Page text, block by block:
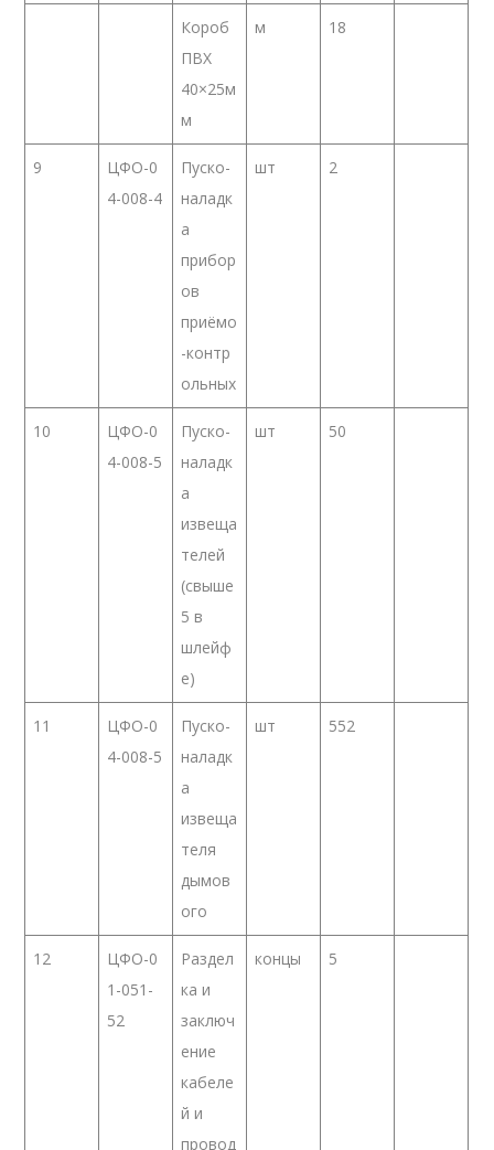
Короб
ПВХ
40×25м
м
м 18
9
ЦФО-0
4-008-4
Пуско-
наладк
а
прибор
ов
приёмо
-контр
ольных
шт 2
10
ЦФО-0
4-008-5
Пуско-
наладк
а
извеща
телей
(свыше
5 в
шлейф
е)
шт 50
11
ЦФО-0
4-008-5
Пуско-
наладк
а
извеща
теля
дымов
ого
шт 552
12
ЦФО-0
1-051-
52
Раздел
ка и
заключ
ение
кабеле
й и
провод
концы 5